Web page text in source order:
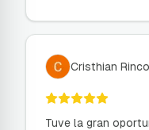
Cristhian
Tuve la gran